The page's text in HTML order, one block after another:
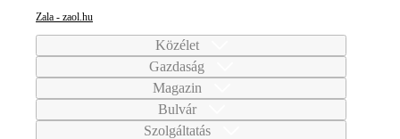
Zala - zaol.hu
Közélet
Gazdaság
Magazin
Bulvár
Szolgáltatás